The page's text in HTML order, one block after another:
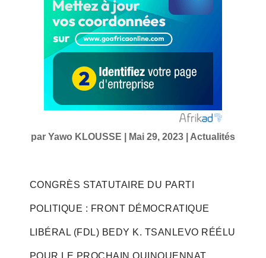
par Yawo KLOUSSE Mai 29, 2023| Actualités
CONGRÈS STATUTAIRE DU PARTI
POLITIQUE : FRONT DÉMOCRATIQUE
LIBÉRAL (FDL) BEDY K. TSANLEVO RÉÉLU
POUR LE PROCHAIN QUINQUENNAT